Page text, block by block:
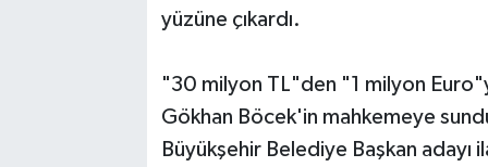
yüzüne çıkardı.
"30 milyon TL"den "1 milyon
Gökhan Böcek'in mahkemeye
Büyükşehir Belediye Başkan